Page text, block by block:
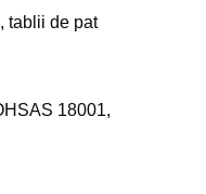
tablii de pat
18001,